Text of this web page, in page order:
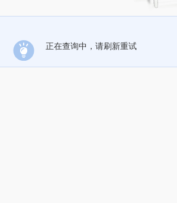
正在查询中，请刷新重试